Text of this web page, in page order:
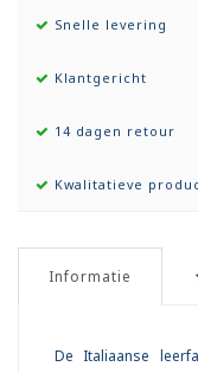
Snelle levering
Klantgericht
14 dagen retour
Kwalitatieve
Informatie
De Italiaanse